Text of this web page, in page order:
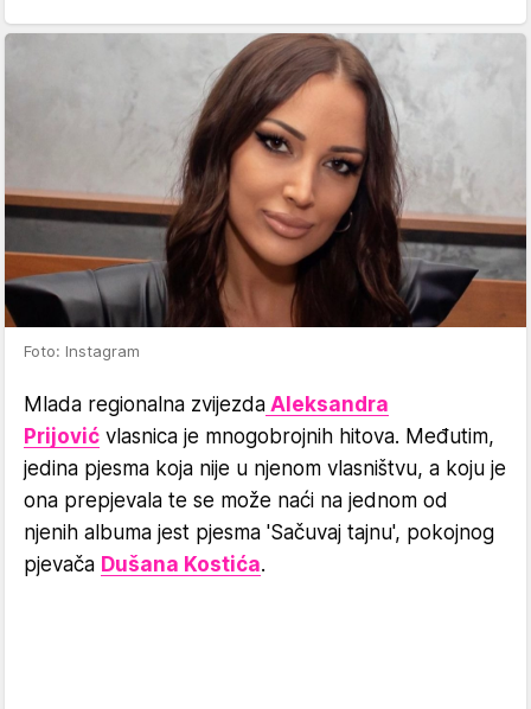
Foto: Instagram
Mlada regionalna zvijezda Aleksandra
Prijović vlasnica je mnogobrojnih hitova. Međutim,
jedina pjesma koja nije u njenom vlasništvu, a koju je
ona prepjevala te se može naći na jednom od
njenih albuma jest pjesma 'Sačuvaj tajnu', pokojnog
pjevača Dušana Kostića.